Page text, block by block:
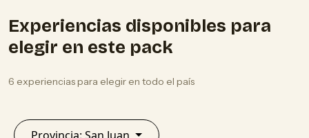
Experiencias disponibles para
elegir en este pack
6 experiencias para elegir en todo el país